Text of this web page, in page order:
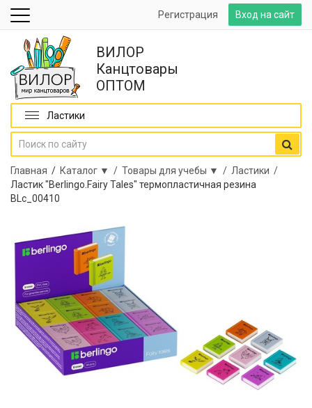
Вход на сайт
Регистрация
ВИЛОР
Канцтовары
ОПТОМ
Ластики
Главная / Каталог ▼ / Товары для учебы ▼ / Ластики /
Ластик "Berlingo.Fairy Tales" термопластичная резина
BLc_00410